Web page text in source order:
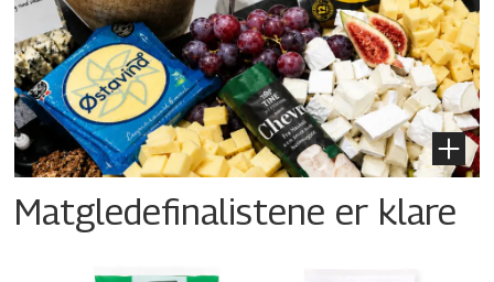
Matgledefinalistene er klare